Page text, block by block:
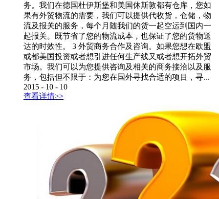
务。我们在德国杜伊斯堡和美国休斯敦都有仓库，您如
果有外贸物流的需要，我们可以提供代收货，仓储，物
流及报关的服务，每个月随我们的货一起空运到国内一
起报关。既节省了您的物流成本，也保证了您的货物送
达的时效性。 3 外贸商务合作及咨询。如果您想在欧盟
或都美国投资或者想引进任何生产线又或者想开拓外贸
市场。我们可以为您提供咨询及相关的商务接洽以及服
务，包括但不限于：为您在国外寻找合适的项目，寻...
2015 - 10 - 10
查看详情>>